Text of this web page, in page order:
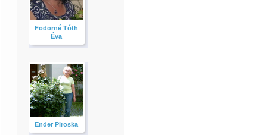
Fodorné Tóth
Éva
Ender Piroska